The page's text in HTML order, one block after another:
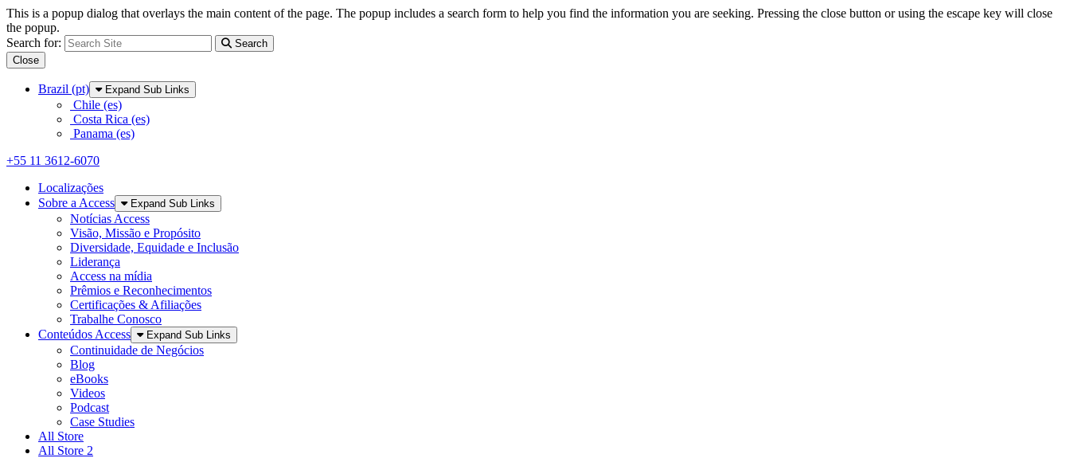
This is a popup dialog that overlays the main content of the page. The popup includes a search form to help you find the information you are seeking. Pressing the close button or using the escape key will close
the popup.
Search for:
Search
Close
Brazil (pt)
Expand Sub Links
Chile (es)
Costa Rica (es)
Panama (es)
+55 11 3612-6070
Localizações
Sobre a Access
Expand Sub Links
Notícias Access
Visão, Missão e Propósito
Diversidade, Equidade e Inclusão
Liderança
Access na mídia
Prêmios e Reconhecimentos
Certificações & Afiliações
Trabalhe Conosco
Conteúdos Access
Expand Sub Links
Continuidade de Negócios
Blog
eBooks
Videos
Podcast
Case Studies
All Store
All Store 2